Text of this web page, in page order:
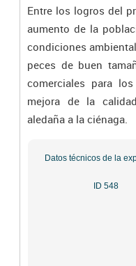
Entre los logros del
aumento de la
condiciones
peces de buen
comerciales para
mejora de la
aledaña a la ciénaga.
Datos técnicos de la
ID 548